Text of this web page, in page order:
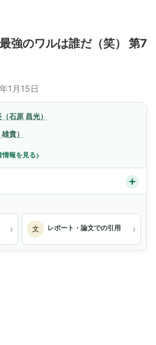
強のワルは誰だ（笑） 第7
1月15日
石原 昌光）
貴）
情報を見る›
› 文 レポート・論文での引用 ›